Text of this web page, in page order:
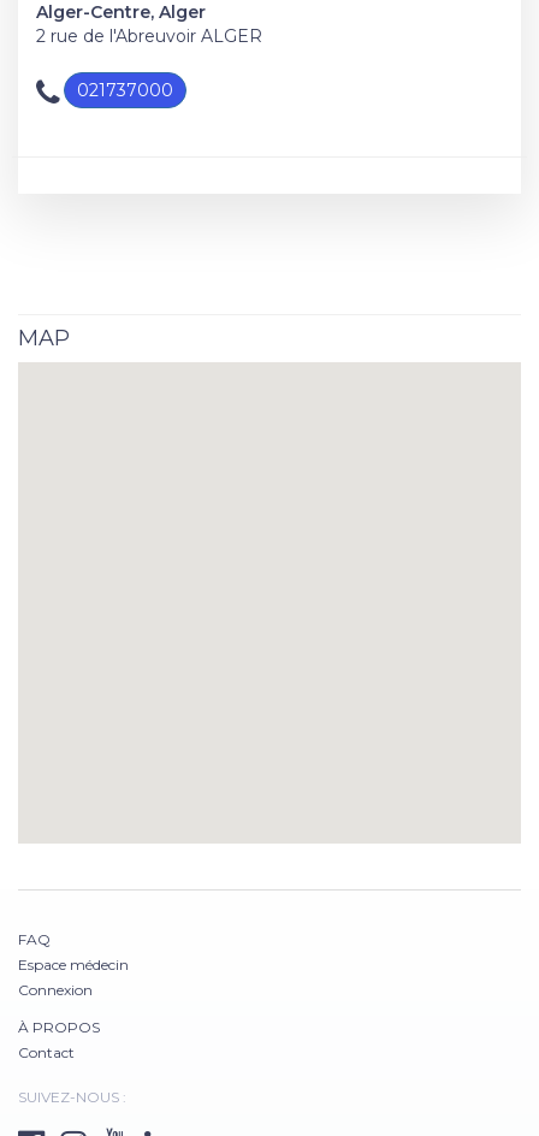
Alger-Centre, Alger
2 rue de l'Abreuvoir ALGER
021737000
MAP
FAQ
Espace médecin
Connexion
À PROPOS
Contact
SUIVEZ-NOUS :